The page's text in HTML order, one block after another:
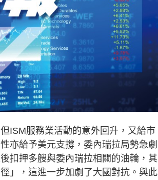
服務業活動的意外回升，又給市
亦給予美元支撐，委內瑞拉局勢急劇
扣押多艘與委內瑞拉相關的油輪，其
」，這進一步加劇了大國對抗。與此